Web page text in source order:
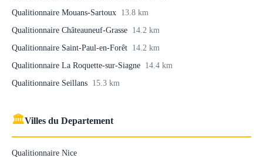
Qualitionnaire Mouans-Sartoux 13.8 km
Qualitionnaire Châteauneuf-Grasse 14.2 km
Qualitionnaire Saint-Paul-en-Forêt 14.2 km
Qualitionnaire La Roquette-sur-Siagne 14.4 km
Qualitionnaire Seillans 15.3 km
🏛Villes du Departement
Qualitionnaire Nice